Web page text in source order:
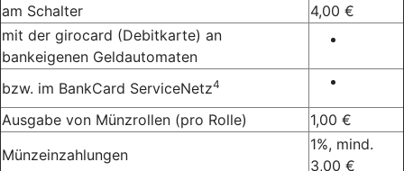
am Schalter
4,00 €
mit der girocard (Debitkarte) an
bankeigenen Geldautomaten
bzw. im BankCard ServiceNetz4
Ausgabe von Münzrollen (pro Rolle)
1,00 €
Münzeinzahlungen
1%, mind.
3,00 €